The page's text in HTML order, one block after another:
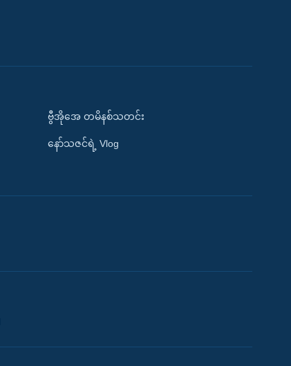
ဗွီအိုအေ တမိနစ်သတင်း
နော်သဇင်ရဲ့ Vlog